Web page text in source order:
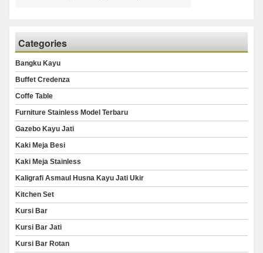
Categories
Bangku Kayu
Buffet Credenza
Coffe Table
Furniture Stainless Model Terbaru
Gazebo Kayu Jati
Kaki Meja Besi
Kaki Meja Stainless
Kaligrafi Asmaul Husna Kayu Jati Ukir
Kitchen Set
Kursi Bar
Kursi Bar Jati
Kursi Bar Rotan